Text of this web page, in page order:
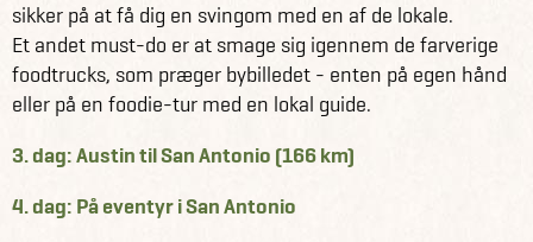
sikker på at få dig en svingom med en af de lokale.
Et andet must-do er at smage sig igennem de farverige
foodtrucks, som præger bybilledet - enten på egen hånd
eller på en foodie-tur med en lokal guide.
3. dag: Austin til San Antonio (166 km)
4. dag: På eventyr i San Antonio